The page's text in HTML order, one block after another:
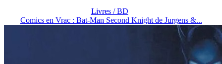
Livres / BD
Comics en Vrac : Bat-Man Second Knight de Jurgens &...